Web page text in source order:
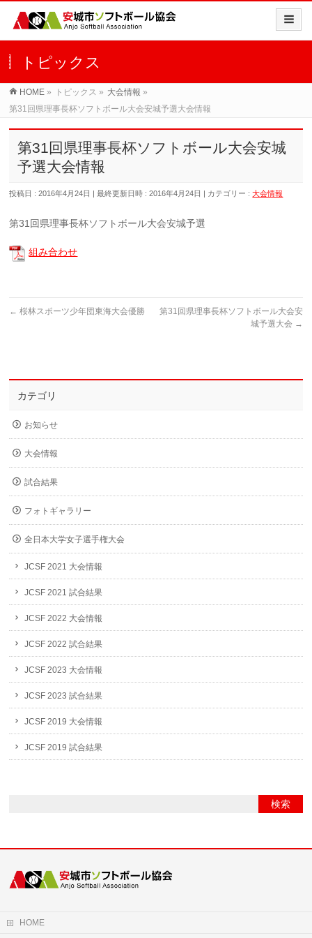
トピックス
HOME » トピックス » 大会情報 »
第31回県理事長杯ソフトボール大会安城予選大会情報
第31回県理事長杯ソフトボール大会安城
予選大会情報
投稿日 : 2016年4月24日 最終更新日時 : 2016年4月24日 カテゴリー :大会情報
第31回県理事長杯ソフトボール大会安城予選
組み合わせ
← 桜林スポーツ少年団東海大会優勝
第31回県理事長杯ソフトボール大会安
城予選大会 →
カテゴリ
お知らせ
大会情報
試合結果
フォトギャラリー
全日本大学女子選手権大会
JCSF 2021 大会情報
JCSF 2021 試合結果
JCSF 2022 大会情報
JCSF 2022 試合結果
JCSF 2023 大会情報
JCSF 2023 試合結果
JCSF 2019 大会情報
JCSF 2019 試合結果
HOME